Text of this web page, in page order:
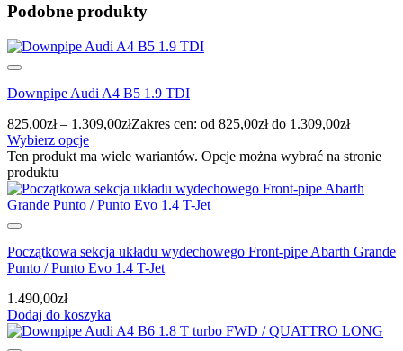
Podobne produkty
Downpipe Audi A4 B5 1.9 TDI
825,00zł – 1.309,00złZakres cen: od 825,00zł do 1.309,00zł
Wybierz opcje
Ten produkt ma wiele wariantów. Opcje można wybrać na stronie
produktu
Początkowa sekcja układu wydechowego Front-pipe Abarth Grande
Punto / Punto Evo 1.4 T-Jet
1.490,00zł
Dodaj do koszyka